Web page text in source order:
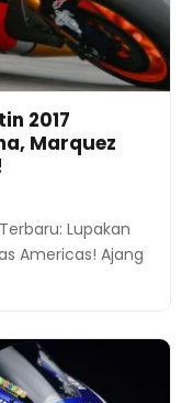
2017
Marquez
Lupakan
Americas! Ajang